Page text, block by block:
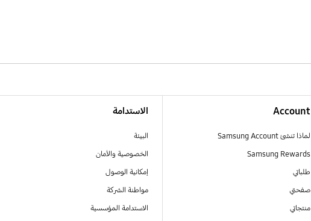
Account
لماذا تنشئ Samsung Account
Samsung Rewards
طلباتي
صفحتي
منتجاتي
الاستدامة
البيئة
الخصوصية والأمان
إمكانية الوصول
مواطنة الشركة
الاستدامة المؤسسية